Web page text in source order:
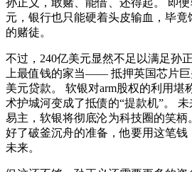
孙正义，敢赌、能借、还得起。 即
元，银行也只能硬着头皮输血，毕
的赌徒。
不过，240亿美元显然不足以满足孙
上最值钱的家当—— 抵押英国芯片巨
美元贷款。 软银对arm股权的利用堪
术护城河变成了抵债的“提款机”。
易主，软银将彻底沦为科技圈的笑柄
好了破釜沉舟的准备，他要用这笔钱
未来。